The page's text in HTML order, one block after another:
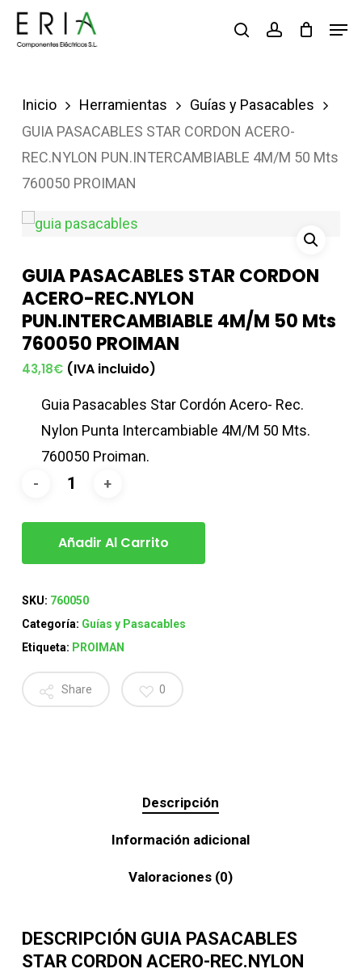
Saltar
buscaraccount
Inicio Herramientas
Guías y Pasacables
GUIA PASACABLES STAR CORDON ACERO-
REC.NYLON PUN.INTERCAMBIABLE 4M/M 50 Mts
760050 PROIMAN
GUIA PASACABLES STAR CORDON
ACERO-REC.NYLON
PUN.INTERCAMBIABLE 4M/M 50 Mts
760050 PROIMAN
43,18€ (IVA incluido)
Guia Pasacables Star Cordón Acero- Rec.
Nylon Punta Intercambiable 4M/M 50 Mts.
760050 Proiman.
Añadir Al Carrito
SKU: 760050
Categoría: Guías y Pasacables
Etiqueta: PROIMAN
Share 0
Descripción
Información adicional
Valoraciones (0)
DESCRIPCIÓN GUIA PASACABLES
STAR CORDON ACERO-REC.NYLON